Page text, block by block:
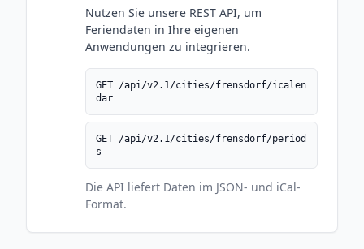
Nutzen Sie unsere REST API, um
Feriendaten in Ihre eigenen
Anwendungen zu integrieren.
GET /api/v2.1/cities/frensdorf/icalen
dar
GET /api/v2.1/cities/frensdorf/period
s
Die API liefert Daten im JSON- und iCal-
Format.